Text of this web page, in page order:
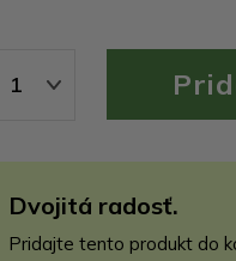
1
Dvojitá radosť.
Pridajte tento produkt do